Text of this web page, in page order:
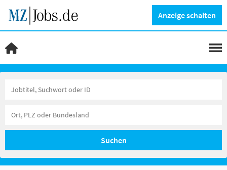
Anzeige schalten
Suchen